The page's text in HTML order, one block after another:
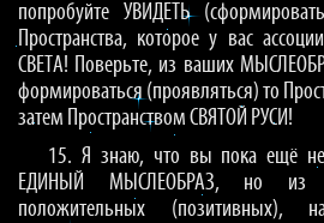
попробуйте УВИДЕТЬ
Пространства, которое у вас
СВЕТА! Поверьте, из ваших
формироваться (проявляться) то
затем Пространством СВЯТОЙ РУСИ!
15. Я знаю, что вы пока ещё
ЕДИНЫЙ МЫСЛЕОБРАЗ, но из
положительных (позитивных),